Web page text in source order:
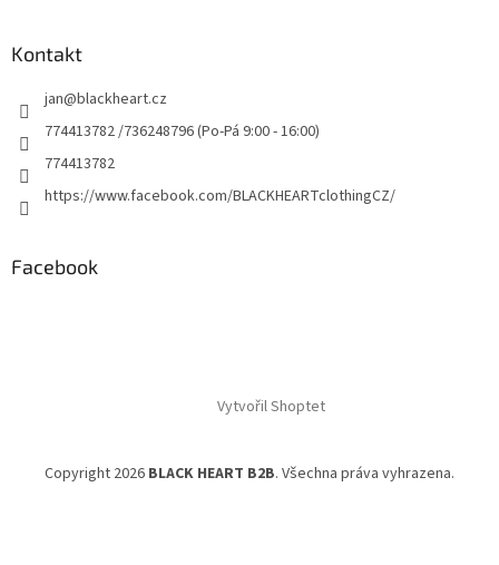
Kontakt
jan@blackheart.cz
774413782 /736248796 (Po-Pá 9:00 - 16:00)
774413782
https://www.facebook.com/BLACKHEARTclothingCZ/
Facebook
Vytvořil Shoptet
Copyright 2026 BLACK HEART B2B. Všechna práva vyhrazena.